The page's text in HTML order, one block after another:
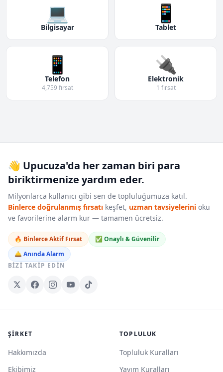
💻
Bilgisayar
📱
Tablet
📱
Telefon
4,759 fırsat
🔌
Elektronik
1 fırsat
👋 Upucuza'da her zaman biri para
biriktirmenize yardım eder.
Milyonlarca kullanıcı gibi sen de topluluğumuza katıl.
Binlerce doğrulanmış fırsatı keşfet, uzman tavsiyelerini oku
ve favorilerine alarm kur — tamamen ücretsiz.
🔥 Binlerce Aktif Fırsat
✅ Onaylı & Güvenilir
🛎️ Anında Alarm
BIZI TAKIP EDIN
ŞIRKET
Hakkımızda
Ekibimiz
TOPLULUK
Topluluk Kuralları
Yayım Kuralları